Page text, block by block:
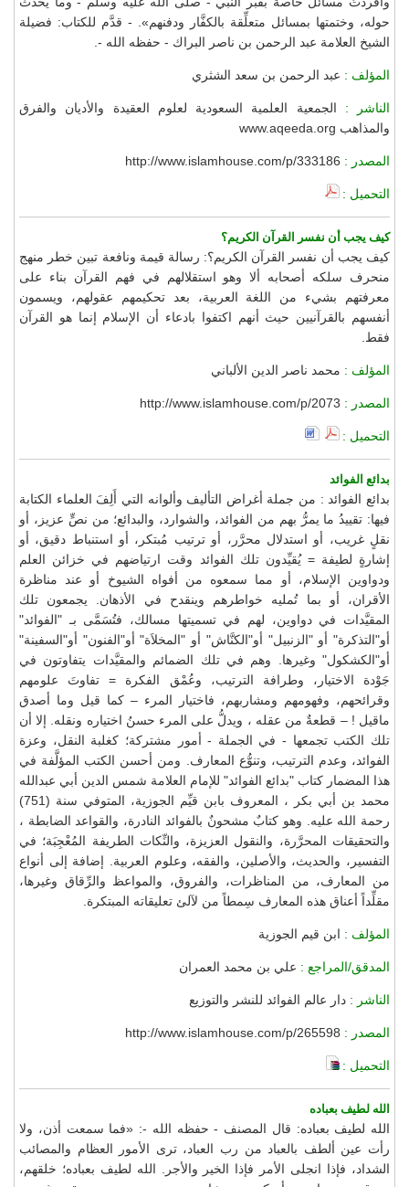
حوله، وختمتها بمسائل متعلِّقة بالكفَّار ودفنهم». - قدَّم للكتاب: فضيلة
الشيخ العلامة عبد الرحمن بن ناصر البراك - حفظه الله -.
المؤلف : عبد الرحمن بن سعد الشثري
الناشر : الجمعية العلمية السعودية لعلوم العقيدة والأديان والفرق
والمذاهب www.aqeeda.org
المصدر : http://www.islamhouse.com/p/333186
التحميل :
كيف يجب أن نفسر القرآن الكريم؟
كيف يجب أن نفسر القرآن الكريم؟: رسالة قيمة ونافعة تبين خطر منهج
منحرف سلكه أصحابه ألا وهو استقلالهم في فهم القرآن بناء على
معرفتهم بشيء من اللغة العربية، بعد تحكيمهم عقولهم، ويسمون
أنفسهم بالقرآنيين حيث أنهم اكتفوا بادعاء أن الإسلام إنما هو القرآن
فقط.
المؤلف : محمد ناصر الدين الألباني
المصدر : http://www.islamhouse.com/p/2073
التحميل :
بدائع الفوائد
بدائع الفوائد : من جملة أغراض التأليف وألوانه التي أَلِفَ العلماء الكتابة
فيها: تقييدُ ما يمرُّ بهم من الفوائد، والشوارد، والبدائع؛ من نصٍّ عزيز، أو
نقلٍ غريب، أو استدلال محرَّر، أو ترتيب مُبتكر، أو استنباط دقيق، أو
إشارةٍ لطيفة = يُقيِّدون تلك الفوائد وقت ارتياضهم في خزائن العلم
ودواوين الإسلام، أو مما سمعوه من أفواه الشيوخ أو عند مناظرة
الأقران، أو بما تُمليه خواطرهم وينقدح في الأذهان. يجمعون تلك
المقيَّدات في دواوين، لهم في تسميتها مسالك، فتُسَمَّى بـ "الفوائد"
أو"التذكرة" أو "الزنبيل" أو"الكنَّاش" أو "المخلاَة" أو"الفنون" أو"السفينة"
أو"الكشكول" وغيرها. وهم في تلك الضمائم والمقيَّدات يتفاوتون في
جَوْدة الاختيار، وطرافة الترتيب، وعُمْق الفكرة = تفاوتَ علومهم
وقرائحهم، وفهومهم ومشاربهم، فاختيار المرء – كما قيل وما أصدق
ماقيل ! – قطعةٌ من عقله ، ويدلُّ على المرء حسنُ اختياره ونقله. إلا أن
تلك الكتب تجمعها - في الجملة - أمور مشتركة؛ كغلبة النقل، وعزة
الفوائد، وعدم الترتيب، وتنوُّع المعارف. ومن أحسن الكتب المؤلَّفة في
هذا المضمار كتاب "بدائع الفوائد" للإمام العلامة شمس الدين أبي عبدالله
محمد بن أبي بكر ، المعروف بابن قيِّم الجوزية، المتوفي سنة (751)
رحمة الله عليه. وهو كتابٌ مشحونٌ بالفوائد النادرة، والقواعد الضابطة ،
والتحقيقات المحرَّرة، والنقول العزيزة، والنِّكات الطريفة المُعْجِبَة؛ في
التفسير، والحديث، والأصلين، والفقه، وعلوم العربية. إضافة إلى أنواع
من المعارف، من المناظرات، والفروق، والمواعظ والرِّقاق وغيرها،
مقلِّداً أعناق هذه المعارف سِمطاً من لآلئ تعليقاته المبتكرة.
المؤلف : ابن قيم الجوزية
المدقق/المراجع : علي بن محمد العمران
الناشر : دار عالم الفوائد للنشر والتوزيع
المصدر : http://www.islamhouse.com/p/265598
التحميل :
الله لطيف بعباده
الله لطيف بعباده: قال المصنف - حفظه الله -: «فما سمعت أذن، ولا
رأت عين ألطف بالعباد من رب العباد، ترى الأمور العظام والمصائب
الشداد، فإذا انجلى الأمر فإذا الخير والأجر. الله لطيف بعباده؛ خلقهم،